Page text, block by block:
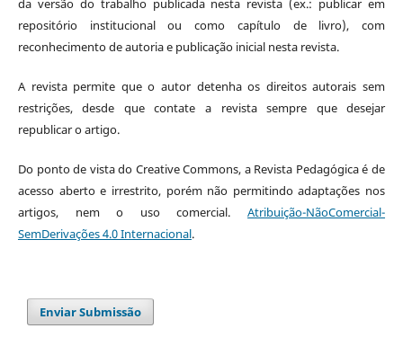
da versão do trabalho publicada nesta revista (ex.: publicar em
repositório institucional ou como capítulo de livro), com
reconhecimento de autoria e publicação inicial nesta revista.
A revista permite que o autor detenha os direitos autorais sem
restrições, desde que contate a revista sempre que desejar
republicar o artigo.
Do ponto de vista do Creative Commons, a Revista Pedagógica é de
acesso aberto e irrestrito, porém não permitindo adaptações nos
artigos, nem o uso comercial.Atribuição-NãoComercial-
SemDerivações 4.0 Internacional.
Enviar Submissão